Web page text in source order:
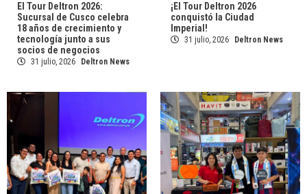
El Tour Deltron 2026:
Sucursal de Cusco celebra
18 años de crecimiento y
tecnología junto a sus
socios de negocios
31 julio, 2026 Deltron News
¡El Tour Deltron 2026
conquistó la Ciudad
Imperial!
31 julio, 2026 Deltron News